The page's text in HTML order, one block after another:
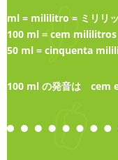
ml = mililitro = ミリリ
100 ml = cem mililitros
50 ml = cinquenta
100 ml の発音は cem